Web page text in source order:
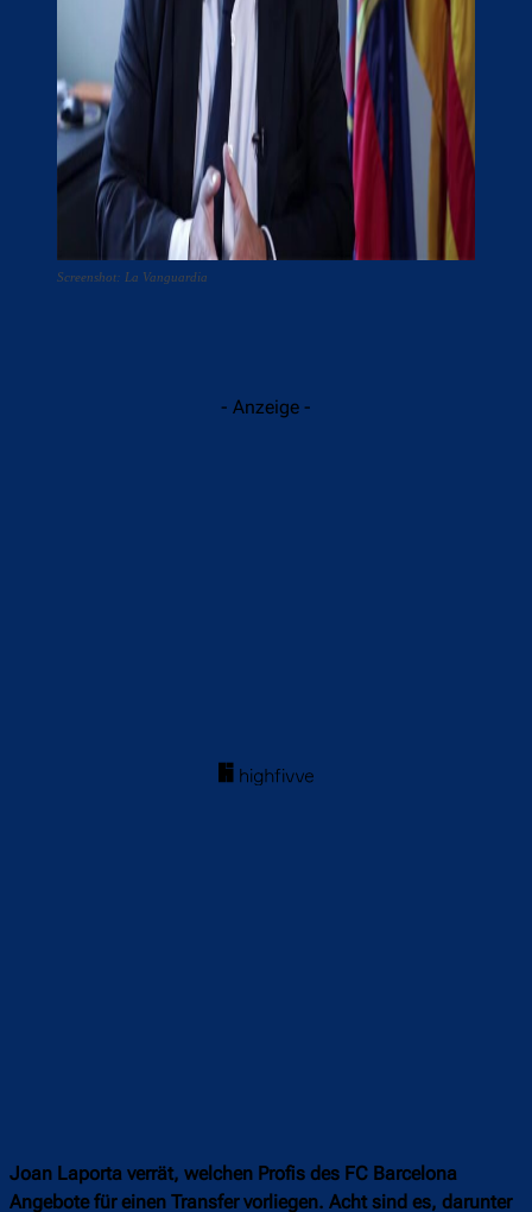
Screenshot: La Vanguardia
- Anzeige -
Joan Laporta verrät, welchen Profis des FC Barcelona
Angebote für einen Transfer vorliegen. Acht sind es, darunter